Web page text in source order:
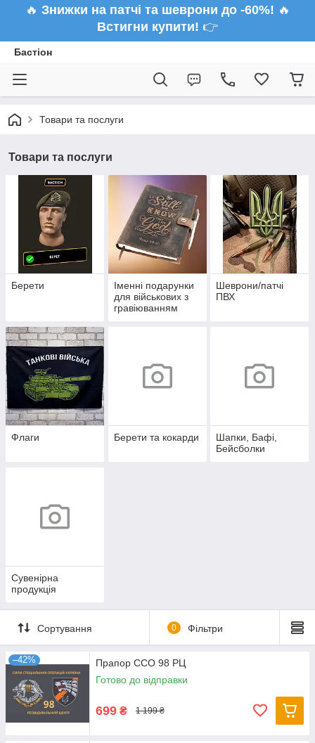
🔥 Знижки на патчі та шеврони до -60%! 🔥
Встигни купити! 👉
Бастіон
Товари та послуги
Товари та послуги
Берети
Іменні подарунки
для військових з
гравіюванням
Шеврони/патчі
ПВХ
Флаги Берети та кокарди
Шапки, Бафі,
Бейсболки
Сувенірна
продукція
Сортування 0 Фільтри
–42%
Прапор ССО 98 РЦ
Готово до відправки
699 ₴ 1 199 ₴